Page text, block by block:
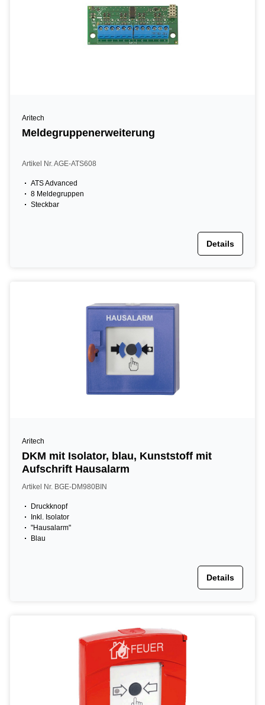
Aritech
Meldegruppenerweiterung
Artikel Nr. AGE-ATS608
ATS Advanced
8 Meldegruppen
Steckbar
Details
Aritech
DKM mit Isolator, blau, Kunststoff mit
Aufschrift Hausalarm
Artikel Nr. BGE-DM980BIN
Druckknopf
Inkl. Isolator
"Hausalarm"
Blau
Details